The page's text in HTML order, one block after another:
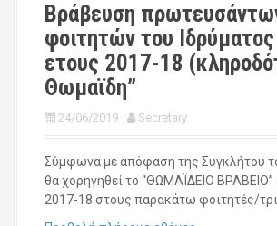
Βράβευση
φοιτητών του
ετους 2017-18
Θωμαϊδη”
24/06/2019 Secretary
Σύμφωνα με απόφαση της Συγκλήτου
θα χορηγηθεί το “ΘΩΜΑΪΔΕΙΟ ΒΡΑΒΕΙΟ”
2017-18 στους παρακάτω φοιτητές/